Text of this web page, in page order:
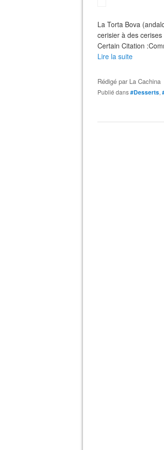
La Torta Bova
cerisier à des
Certain Citation
Lire la suite
Rédigé par La Cachina
Publié dans#Desserts,